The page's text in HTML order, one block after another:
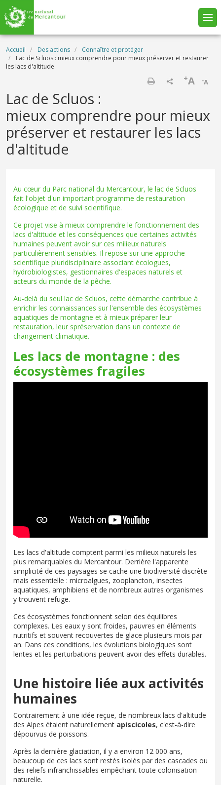
Aller au contenu principal
Fil d'Ariane
Accueil Des actions
Connaître et protéger
Lac de Scluos : mieux comprendre pour mieux préserver et restaurer
les lacs d'altitude
-A
+A
Lac de Scluos :
mieux comprendre pour mieux
préserver et restaurer les lacs
d'altitude
Au cœur du Parc national du Mercantour, le lac de Scluos
fait l'objet d'un important programme de restauration
écologique et de suivi scientifique.
Ce projet vise à mieux comprendre le fonctionnement des
lacs d'altitude et les conséquences que certaines activités
humaines peuvent avoir sur ces milieux naturels
particulièrement sensibles. Il repose sur une approche
scientifique pluridisciplinaire associant écologues,
hydrobiologistes, gestionnaires d'espaces naturels et
acteurs du monde de la pêche.
Au-delà du seul lac de Scluos, cette démarche contribue à
enrichir les connaissances sur l'ensemble des écosystèmes
aquatiques de montagne et à mieux préparer leur
restauration, leur spréservation dans un contexte de
changement climatique.
Les lacs de montagne : des
écosystèmes fragiles
Les lacs d'altitude comptent parmi les milieux naturels les
plus remarquables du Mercantour. Derrière l'apparente
simplicité de ces paysages se cache une biodiversité discrète
mais essentielle : microalgues, zooplancton, insectes
aquatiques, amphibiens et de nombreux autres organismes
y trouvent refuge.
Ces écosystèmes fonctionnent selon des équilibres
complexes. Les eaux y sont froides, pauvres en éléments
nutritifs et souvent recouvertes de glace plusieurs mois par
an. Dans ces conditions, les évolutions biologiques sont
lentes et les perturbations peuvent avoir des effets durables.
Une histoire liée aux activités
humaines
Contrairement à une idée reçue, de nombreux lacs d'altitude
des Alpes étaient naturellement apiscicoles, c'est-à-dire
dépourvus de poissons.
Après la dernière glaciation, il y a environ 12 000 ans,
beaucoup de ces lacs sont restés isolés par des cascades ou
des reliefs infranchissables empêchant toute colonisation
naturelle.